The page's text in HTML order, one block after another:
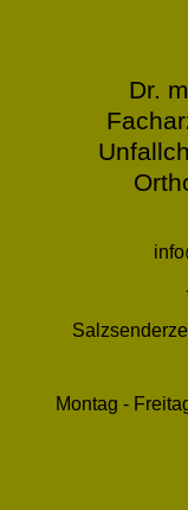
Dr.
Montag -